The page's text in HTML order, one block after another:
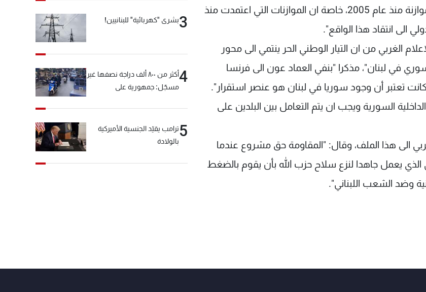
"لبنان بدأ مسيرته الاصلاحية الصعبة في ظل عدم وجود موازنة منذ عام 2005، خاصة ان الموازنات التي اعتمدت منذ
الغربي من ان التيار الوطني الحر ينتمي الى محور
في لبنان"، مذكرا "بنفي العماد عون الى فرنسا
تعتبر أن وجود سوريا في لبنان هو عنصر استقرار".
السورية ويجب ان يتم التعامل بين البلدين على
الى هذا الملف، وقال: "المقاومة حق مشروع عندما
الذي يعمل جاهدا لنزع سلاح حزب الله بأن يقوم بالضغط
وضد الشعب اللبناني".
3بشرى "كهربائية" للبنانيين!
4
أكثر من ٨٠٠ ألف دراجة نصفها غير
مسجّل: جمهورية على
5ترامب يقيّد الجنسية الأميركية
بالولادة